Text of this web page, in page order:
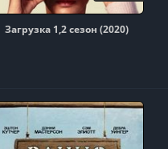
Загрузка 1,2 сезон (2020)